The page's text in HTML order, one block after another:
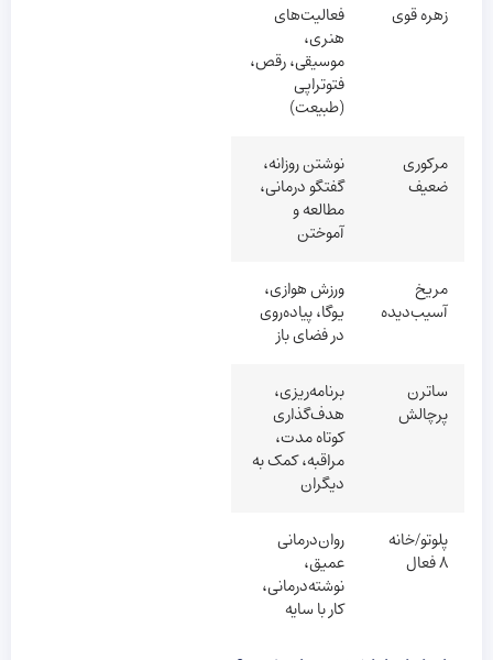
زهره قوی
فعالیت‌های
هنری،
موسیقی، رقص،
فتوتراپی
(طبیعت)
مرکوری
ضعیف
نوشتن روزانه،
گفتگو درمانی،
مطالعه و
آموختن
مریخ
آسیب‌دیده
ورزش هوازی،
یوگا، پیاده‌روی
در فضای باز
ساترن
پرچالش
برنامه‌ریزی،
هدف‌گذاری
کوتاه مدت،
مراقبه، کمک به
دیگران
پلوتو/خانه
۸ فعال
روان‌درمانی
عمیق،
نوشته‌درمانی،
کار با سایه